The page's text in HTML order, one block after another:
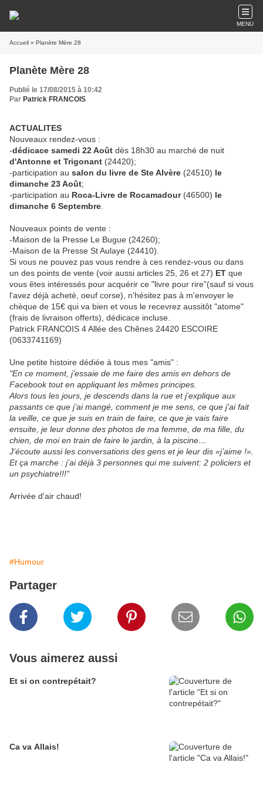
MENU
Accueil » Planète Mère 28
Planète Mère 28
Publié le 17/08/2015 à 10:42
Par Patrick FRANCOIS
ACTUALITES
Nouveaux rendez-vous :
-dédicace samedi 22 Août dès 18h30 au marché de nuit
d'Antonne et Trigonant (24420);
-participation au salon du livre de Ste Alvère (24510) le
dimanche 23 Août;
-participation au Roca-Livre de Rocamadour (46500) le
dimanche 6 Septembre
Nouveaux points de vente :
-Maison de la Presse Le Bugue (24260);
-Maison de la Presse St Aulaye (24410).
Si vous ne pouvez pas vous rendre à ces rendez-vous ou dans
un des points de vente (voir aussi articles 25, 26 et 27) ET que
vous êtes intéressés pour acquérir ce "livre pour rire"(sauf si vous
l'avez déjà acheté, oeuf corse), n'hésitez pas à m'envoyer le
chèque de 15€ qui va bien et vous le recevrez aussitôt "atome"
(frais de livraison offerts), dédicace incluse.
Patrick FRANCOIS 4 Allée des Chênes 24420 ESCOIRE
(0633741169)
Une petite histoire dédiée à tous mes "amis" :
"En ce moment, j’essaie de me faire des amis en dehors de
Facebook tout en appliquant les mêmes principes.
Alors tous les jours, je descends dans la rue et j’explique aux
passants ce que j’ai mangé, comment je me sens, ce que j'ai fait
la veille, ce que je suis en train de faire, ce que je vais faire
ensuite, je leur donne des photos de ma femme, de ma fille, du
chien, de moi en train de faire le jardin, à la piscine…
J’écoute aussi les conversations des gens et je leur dis «j’aime !».
Et ça marche : j’ai déjà 3 personnes qui me suivent: 2 policiers et
un psychiatre!!!"
Arrivée d'air chaud!
#Humour
Partager
Vous aimerez aussi
Et si on contrepétait?
Ca va Allais!